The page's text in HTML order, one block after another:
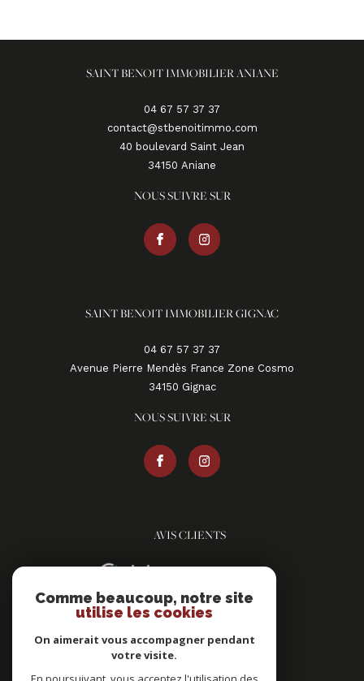
SAINT BENOIT IMMOBILIER ANIANE
04 67 57 37 37
contact@stbenoitimmo.com
40 boulevard Saint Jean
34150
aniane
NOUS SUIVRE SUR
SAINT BENOIT IMMOBILIER GIGNAC
04 67 57 37 37
Avenue Pierre Mendès France Zone Cosmo
34150
gignac
NOUS SUIVRE SUR
AVIS CLIENTS
ADHÉRENTS
Comme beaucoup, notre site
utilise les cookies
On aimerait vous accompagner pendant
votre visite.